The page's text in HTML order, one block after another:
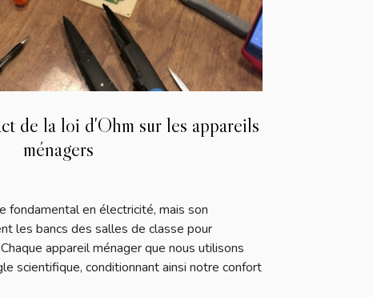
de la loi d'Ohm sur les appareils
ménagers
fondamental en électricité, mais son
les bancs des salles de classe pour
appareil ménager que nous utilisons
scientifique, conditionnant ainsi notre confort